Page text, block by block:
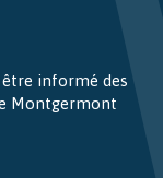
informé des
Montgermont